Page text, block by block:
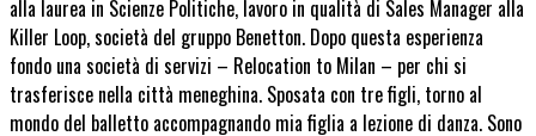
alla laurea in Scienze Politiche, lavoro in qualità di Sales Manager alla
Killer Loop, società del gruppo Benetton. Dopo questa esperienza
fondo una società di servizi – Relocation to Milan – per chi si
trasferisce nella città meneghina. Sposata con tre figli, torno al
mondo del balletto accompagnando mia figlia a lezione di danza. Sono